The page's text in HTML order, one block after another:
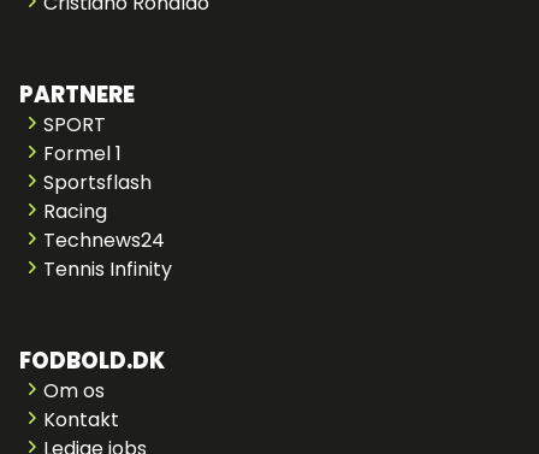
PARTNERE
SPORT
Formel 1
Sportsflash
Racing
Technews24
Tennis Infinity
FODBOLD.DK
Om os
Kontakt